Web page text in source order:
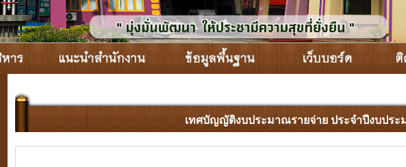
เทศบัญญัติงบประมาณรายจ่าย ประจำปีงบประ